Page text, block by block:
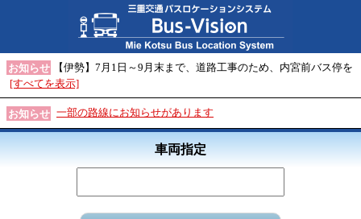
お知らせ
【伊勢】7月1日～9月末まで、道路工事のため、内宮前バス停を
[すべてを表示]
お知らせ 一部の路線にお知らせがあります
車両指定